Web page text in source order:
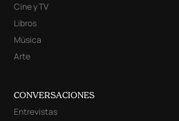
Cine y TV
Libros
Música
Arte
CONVERSACIONES
Entrevistas